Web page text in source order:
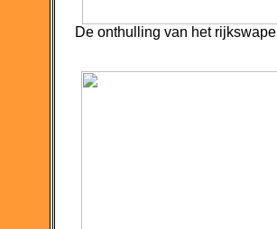
De onthulling van het